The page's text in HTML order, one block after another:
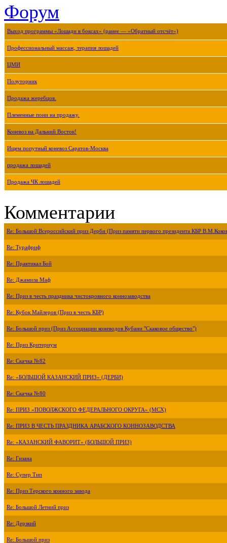
Форум
Выход программы «Лошади в боксах» (ранее — «Обратный отсчёт»)
Профессиональный массаж, терапия лошадей
ЦМИ
Полуторник
Продажа жеребцов.
Племенные пони на продажу.
Коневоз на Дальний Восток!
Ищем попутный коневоз Саратов-Москва
продажа лошадей
Продажа ЧК лошадей
Комментарии
Re: Большой Всероссийский приз Дерби (Приз памяти первого президента КБР
Re: Турафриф
Re: Практикал Бой
Re: Джамила Маф
Re: Приз в честь праздника чистокровного коннозаводства
Re: Кубок Майлеров (Приз в честь КБР)
Re: Большой приз (Приз Ассоциации коневодов Кубани "Скаковое общество")
Re: Приз Критериум
Re: Скачка №82
Re: «БОЛЬШОЙ КАЗАНСКИЙ ПРИЗ» (ДЕРБИ)
Re: Скачка №80
Re: ПРИЗ «ПОВОЛЖСКОГО ФЕДЕРАЛЬНОГО ОКРУГА» (МСХ)
Re: ПРИЗ В ЧЕСТЬ ПРАЗДНИКА АРАБСКОГО КОННОЗАВОДСТВА
Re: «КАЗАНСКИЙ ФАВОРИТ» (БОЛЬШОЙ ПРИЗ)
Re: Гизана
Re: Супер Тип
Re: Приз Терского конного завода
Re: Большой Летний приз
Re: Дерзкий
Re: Большой приз